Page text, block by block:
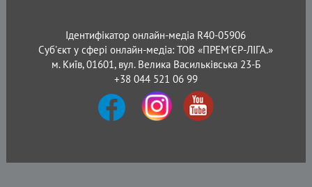
Ідентифікатор онлайн-медіа R40-05906
Суб'єкт у сфері онлайн-медіа: ТОВ «ПРЕМ’ЄР-ЛІГА.»
м. Київ, 01601, вул. Велика Васильківська 23-Б
+38 044 521 06 99